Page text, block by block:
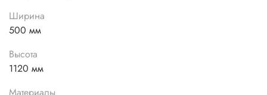
Ширина
500 мм
Высота
1120 мм